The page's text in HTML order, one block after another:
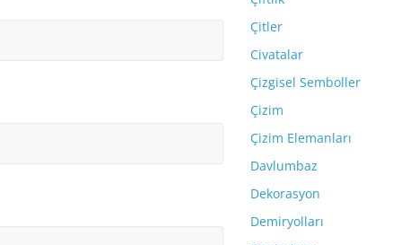
Çitler
Civatalar
Çizgisel Semboller
Çizim
Çizim Elemanları
Davlumbaz
Dekorasyon
Demiryolları